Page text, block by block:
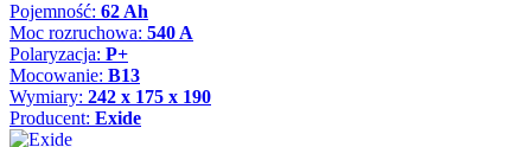
Pojemność: 62 Ah
Moc rozruchowa: 540 A
Polaryzacja: P+
Mocowanie: B13
Wymiary: 242 x 175 x 190
Producent: Exide